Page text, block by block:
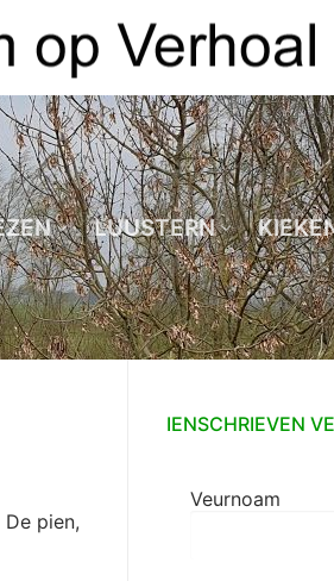
LUUSTERN
Zoeken naar:
pien,
IENSCHRIEVEN
Veurnoam